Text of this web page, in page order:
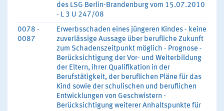
des LSG Berlin-Brandenburg vom 15.07.2010
- L 3 U 247/08
0078 -
0087
Erwerbsschaden eines jüngeren Kindes - keine
zuverlässige Aussage über berufliche Zukunft
zum Schadenszeitpunkt möglich - Prognose -
Berücksichtigung der Vor- und Weiterbildung
der Eltern, ihrer Qualifikation in der
Berufstätigkeit, der beruflichen Pläne für das
Kind sowie der schulischen und beruflichen
Entwicklungen von Geschwistern -
Berücksichtigung weiterer Anhaltspunkte für